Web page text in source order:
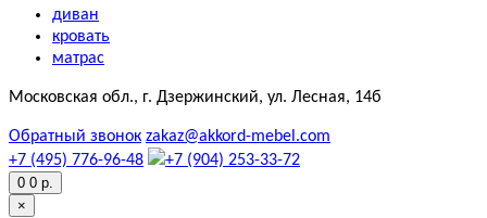
диван
кровать
матрас
Московская обл., г. Дзержинский, ул. Лесная, 14б
Обратный звонок zakaz@akkord-mebel.com
+7 (495) 776-96-48
+7 (904) 253-33-72
0 0 р.
×